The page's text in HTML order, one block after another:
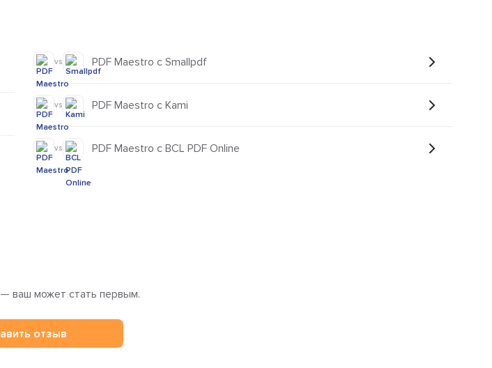
vs PDF Maestro с Smallpdf
vs PDF Maestro с Kami
vs PDF Maestro с BCL PDF Online
ваш может стать первым.
отзыв